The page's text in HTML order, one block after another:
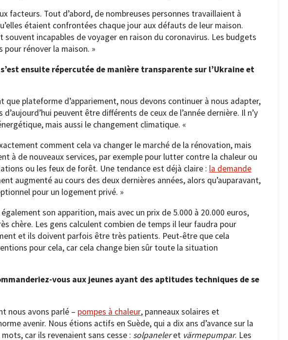
facteurs. Tout d’abord, de nombreuses personnes travaillaient à
étaient confrontées chaque jour aux défauts de leur maison.
souvent incapables de voyager en raison du coronavirus. Les budgets
rénover la maison. »
ensuite répercutée de manière transparente sur l’Ukraine et
que plateforme d’appariement, nous devons continuer à nous adapter,
peuvent être différents de ceux de l’année dernière. Il n’y
mais aussi le changement climatique. «
comment cela va changer le marché de la rénovation, mais
à de nouveaux services, par exemple pour lutter contre la chaleur ou
ou les feux de forêt. Une tendance est déjà claire : la demande
augmenté au cours des deux dernières années, alors qu’auparavant,
pour un logement privé. »
son apparition, mais avec un prix de 5.000 à 20.000 euros,
chère. Les gens calculent combien de temps il leur faudra pour
et ils doivent parfois être très patients. Peut-être que cela
pour cela, car cela change bien sûr toute la situation
vous aux jeunes ayant des aptitudes techniques de se
nous avons parlé – pompes à chaleur, panneaux solaires et
avenir. Nous étions actifs en Suède, qui a dix ans d’avance sur la
mots, car ils revenaient sans cesse : solpaneleret värmepumpar. Les